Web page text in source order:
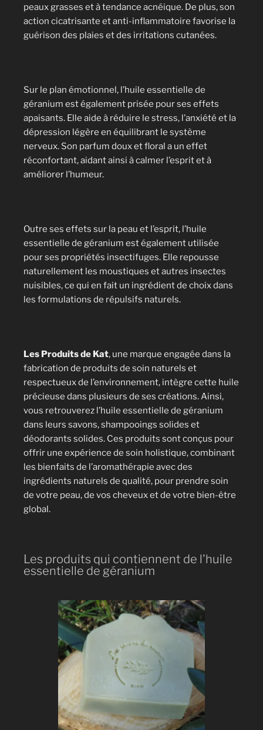
peaux grasses et à tendance acnéique. De plus, son
action cicatrisante et anti-inflammatoire favorise la
guérison des plaies et des irritations cutanées.
Sur le plan émotionnel, l’huile essentielle de
géranium est également prisée pour ses effets
apaisants. Elle aide à réduire le stress, l’anxiété et la
dépression légère en équilibrant le système
nerveux. Son parfum doux et floral a un effet
réconfortant, aidant ainsi à calmer l’esprit et à
améliorer l’humeur.
Outre ses effets sur la peau et l’esprit, l’huile
essentielle de géranium est également utilisée
pour ses propriétés insectifuges. Elle repousse
naturellement les moustiques et autres insectes
nuisibles, ce qui en fait un ingrédient de choix dans
les formulations de répulsifs naturels.
Les Produits de Kat, une marque engagée dans la
fabrication de produits de soin naturels et
respectueux de l’environnement, intègre cette huile
précieuse dans plusieurs de ses créations. Ainsi,
vous retrouverez l’huile essentielle de géranium
dans leurs savons, shampooings solides et
déodorants solides. Ces produits sont conçus pour
offrir une expérience de soin holistique, combinant
les bienfaits de l’aromathérapie avec des
ingrédients naturels de qualité, pour prendre soin
de votre peau, de vos cheveux et de votre bien-être
global.
Les produits qui contiennent de l'huile
essentielle de géranium